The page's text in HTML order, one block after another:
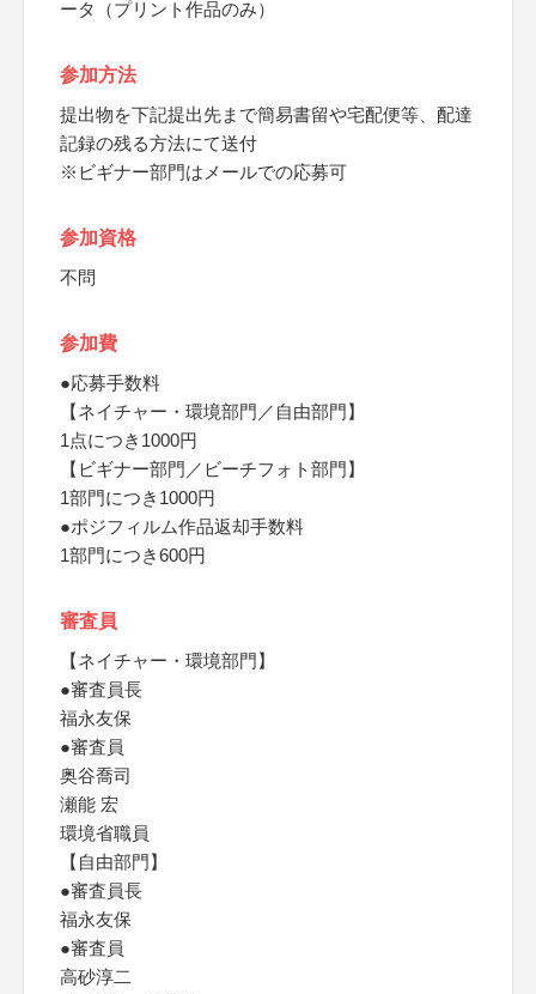
ータ（プリント作品のみ）
参加方法
提出物を下記提出先まで簡易書留や宅配便等、配達
記録の残る方法にて送付
※ビギナー部門はメールでの応募可
参加資格
不問
参加費
●応募手数料
【ネイチャー・環境部門／自由部門】
1点につき1000円
【ビギナー部門／ビーチフォト部門】
1部門につき1000円
●ポジフィルム作品返却手数料
1部門につき600円
審査員
【ネイチャー・環境部門】
●審査員長
福永友保
●審査員
奥谷喬司
瀬能 宏
環境省職員
【自由部門】
●審査員長
福永友保
●審査員
高砂淳二